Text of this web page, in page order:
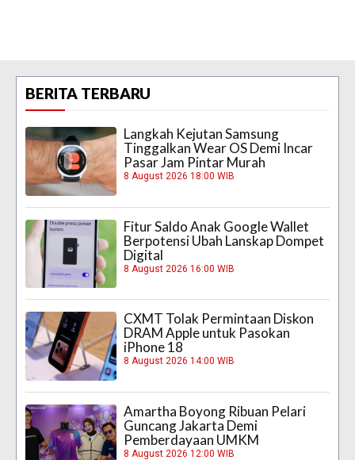
BERITA TERBARU
Langkah Kejutan Samsung
Tinggalkan Wear OS Demi Incar
Pasar Jam Pintar Murah
8 August 2026 18:00 WIB
Fitur Saldo Anak Google Wallet
Berpotensi Ubah Lanskap Dompet
Digital
8 August 2026 16:00 WIB
CXMT Tolak Permintaan Diskon
DRAM Apple untuk Pasokan
iPhone 18
8 August 2026 14:00 WIB
Amartha Boyong Ribuan Pelari
Guncang Jakarta Demi
Pemberdayaan UMKM
8 August 2026 12:00 WIB